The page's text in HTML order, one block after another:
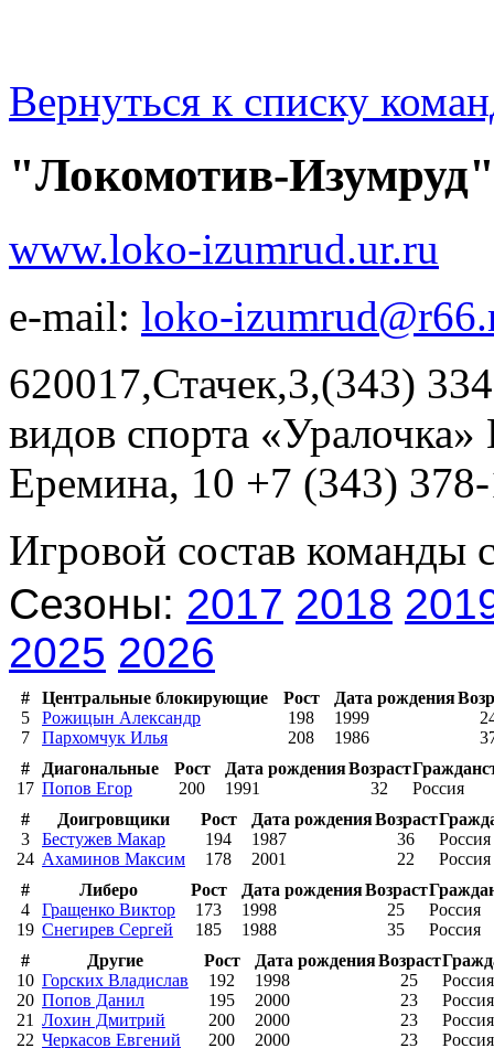
Вернуться к списку
"Локомотив-
www.loko-izumrud.ur.ru
e-mail: loko-
620017,Стачек,3,(343)
видов спорта
Еремина, 10 +7 (343)
Игровой состав команды
Сезоны: 2017 2018
2025 2026
# Центральные блокирующие Рост Дата рождения
5
Рожицын Александр 198 1999
7
Пархомчук Илья 208 1986
#
Диагональные Рост Дата рожденияВозраст
17 Попов Егор 200 1991 32
Россия
#
Доигровщики Рост Дата рожденияВозраст
3
Бестужев Макар 194 1987 36
Россия
24 Ахаминов Максим 178 2001 22
Россия
#
Либеро Рост Дата рожденияВозраст
4
Гращенко Виктор 173 1998 25
Россия
19 Снегирев Сергей 185 1988 35
Россия
#
Другие Рост Дата рожденияВозраст
10 Горских Владислав 192 1998 25
Россия
20 Попов Данил 195 2000 23
Россия
21 Лохин Дмитрий 200 2000 23
Россия
22 Черкасов Евгений 200 2000 23 Россия